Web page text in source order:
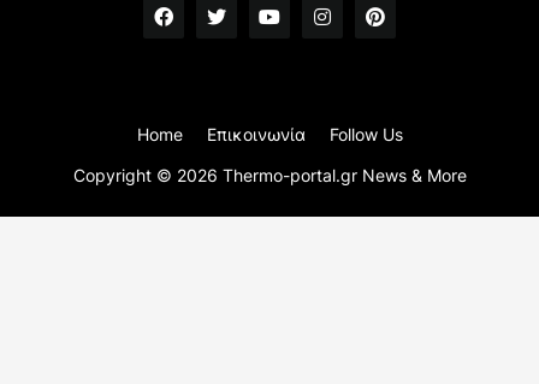
Copyright © 2026 Thermo-portal.gr News & More
Home Επικοινωνία Follow Us